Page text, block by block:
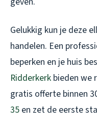
Gelukkig kun je deze
handelen. Een
beperken en je huis
Ridderkerk bieden we
gratis offerte binnen
35 en zet de eerste